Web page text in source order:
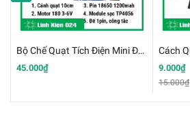
Bộ Chế Quạt Tích Điện Mini Đùng Động Cơ 180 3.7V
45.000₫ 9.000₫
15.000₫